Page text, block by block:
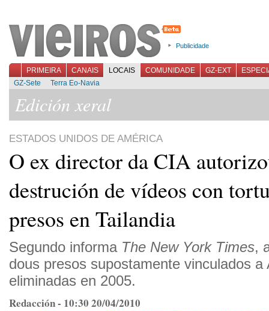
Publicidade
PRIMEIRA CANAIS LOCAIS COMUNIDADE GZ-EXT
GZ-Sete
Terra Eo-Navia
Edición xeral
ESTADOS UNIDOS DE AMÉRICA
O ex director da CIA
destrución de vídeos con
presos en Tailandia
Segundo informa The New York Times,
dous presos supostamente vinculados a
eliminadas en 2005.
Redacción - 10:30 20/04/2010